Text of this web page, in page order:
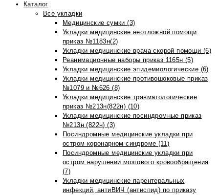
Каталог
Все укладки
Медицинские сумки (3)
Укладки медицинские неотложной помощи
приказ №1183н(2)
Укладки медицинские врача скорой помощи (6)
Реанимационные наборы приказ 1165н (5)
Укладки медицинские эпидемиологические (6)
Укладки медицинские противошоковые приказ
№1079 и №626 (8)
Укладки медицинские травматологические
приказ №213н(822н) (10)
Укладки медицинские посиндромные приказ
№213н (822н) (3)
Посиндромные медицинские укладки при
остром коронарном синдроме (11)
Посиндромные медицинские укладки при
остром нарушении мозгового кровообращения
(7)
Укладки медицинские парентеральных
инфекций, антиВИЧ (антиспид) по приказу